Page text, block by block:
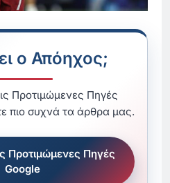
ο Απόηχος;
Προτιμώμενες Πηγές
πιο συχνά τα άρθρα μας.
Προτιμώμενες Πηγές
Google